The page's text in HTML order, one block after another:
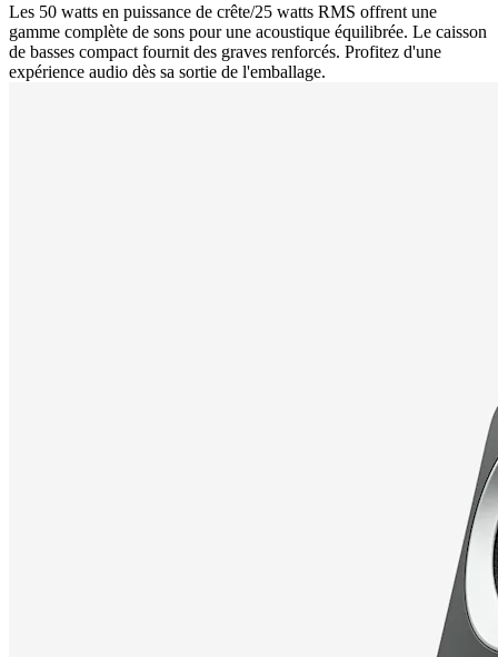
Les 50 watts en puissance de crête/25 watts RMS offrent une
gamme complète de sons pour une acoustique équilibrée. Le caisson
de basses compact fournit des graves renforcés. Profitez d'une
expérience audio dès sa sortie de l'emballage.